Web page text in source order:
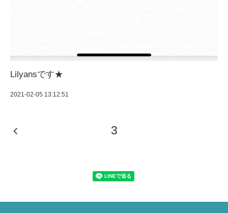
Lilyansです★
2021-02-05 13:12:51
3